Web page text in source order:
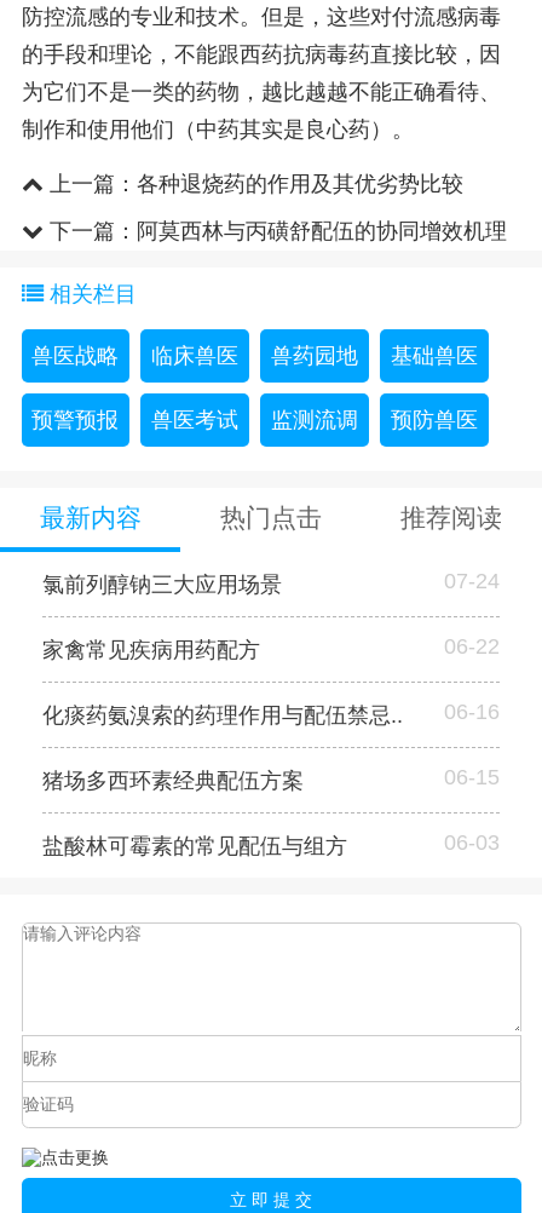
防控流感的专业和技术。但是，这些对付流感病毒
的手段和理论，不能跟西药抗病毒药直接比较，因
为它们不是一类的药物，越比越越不能正确看待、
制作和使用他们（中药其实是良心药）。
上一篇： 各种退烧药的作用及其优劣势比较
下一篇： 阿莫西林与丙磺舒配伍的协同增效机理
相关栏目
兽医战略 临床兽医 兽药园地 基础兽医
预警预报 兽医考试 监测流调 预防兽医
最新内容 热门点击 推荐阅读
氯前列醇钠三大应用场景 07-24
家禽常见疾病用药配方 06-22
化痰药氨溴索的药理作用与配伍禁忌.. 06-16
猪场多西环素经典配伍方案 06-15
盐酸林可霉素的常见配伍与组方 06-03